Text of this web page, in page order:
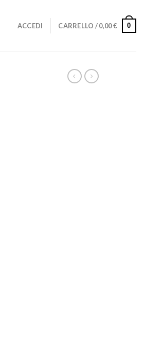
ACCEDI CARRELLO /0,00€ 0